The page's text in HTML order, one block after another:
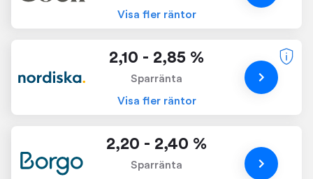
Visa fler räntor
2,10 - 2,85 %
Sparränta
Visa fler räntor
2,20 - 2,40 %
Sparränta